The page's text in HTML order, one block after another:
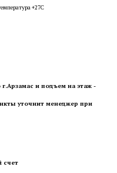
+27С
г.Арзамас и подъем на этаж -
уточнит менеджер при
счет